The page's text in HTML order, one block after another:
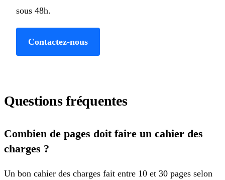
sous 48h.
Contactez-nous
Questions fréquentes
Combien de pages doit faire un cahier des
charges ?
Un bon cahier des charges fait entre 10 et 30 pages selon